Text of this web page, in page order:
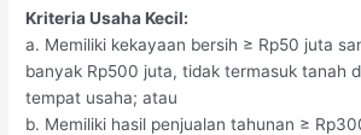
Kriteria Usaha Kecil:
a. Memiliki kekayaan bersih ≥ Rp50 juta
banyak Rp500 juta, tidak termasuk tanah
tempat usaha; atau
b. Memiliki hasil penjualan tahunan ≥